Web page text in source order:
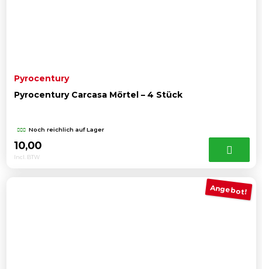
Pyrocentury
Pyrocentury Carcasa Mörtel – 4 Stück
Noch reichlich auf Lager
10,00
Incl. BTW
Angebot!